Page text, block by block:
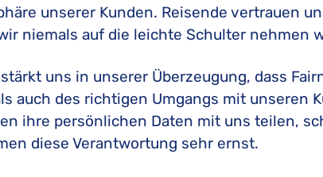
unserer Kunden. Reisende vertrauen
niemals auf die leichte Schulter nehmen
uns in unserer Überzeugung, dass
auch des richtigen Umgangs mit unseren
ihre persönlichen Daten mit uns teilen,
diese Verantwortung sehr ernst.